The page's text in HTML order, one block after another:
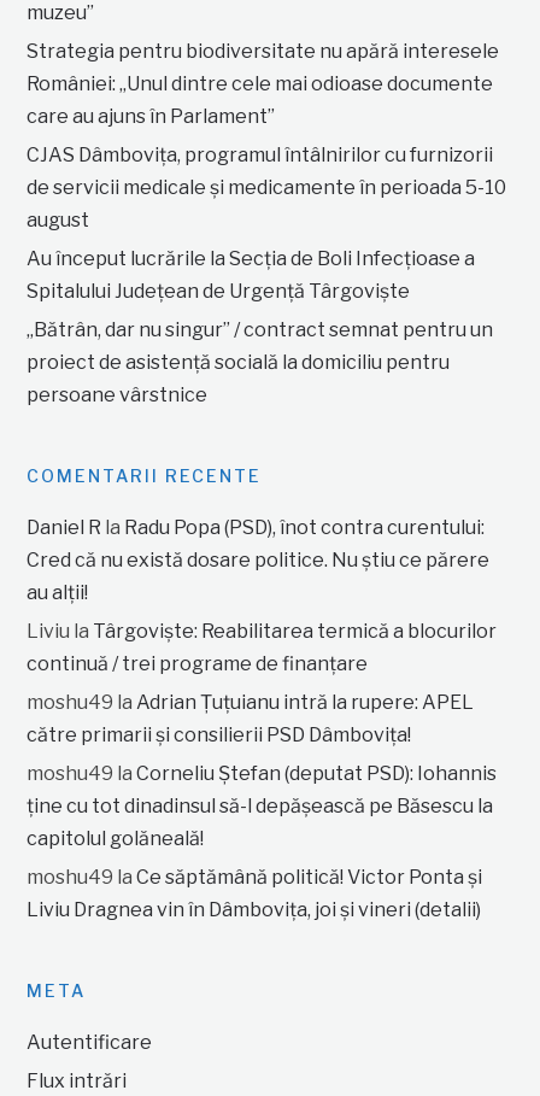
muzeu”
Strategia pentru biodiversitate nu apără interesele
României: „Unul dintre cele mai odioase documente
care au ajuns în Parlament”
CJAS Dâmbovița, programul întâlnirilor cu furnizorii
de servicii medicale și medicamente în perioada 5-10
august
Au început lucrările la Secția de Boli Infecțioase a
Spitalului Județean de Urgență Târgoviște
„Bătrân, dar nu singur” / contract semnat pentru un
proiect de asistență socială la domiciliu pentru
persoane vârstnice
COMENTARII RECENTE
Daniel R la Radu Popa (PSD), înot contra curentului:
Cred că nu există dosare politice. Nu știu ce părere
au alții!
Liviu la Târgoviște: Reabilitarea termică a blocurilor
continuă / trei programe de finanțare
moshu49 laAdrian Țuțuianu intră la rupere: APEL
către primarii și consilierii PSD Dâmbovița!
moshu49 laCorneliu Ștefan (deputat PSD): Iohannis
ține cu tot dinadinsul să-l depășească pe Băsescu la
capitolul golăneală!
moshu49 laCe săptămână politică! Victor Ponta și
Liviu Dragnea vin în Dâmbovița, joi și vineri (detalii)
META
Autentificare
Flux intrări